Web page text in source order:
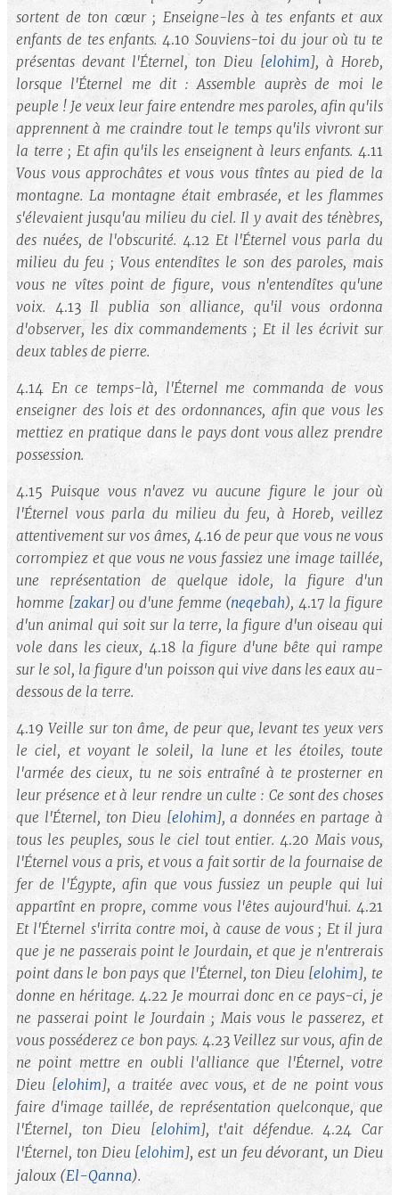
sortent de ton cœur ; Enseigne-les à tes enfants et aux
enfants de tes enfants.4.10Souviens-toi du jour où tu te
présentas devant l'Éternel, ton Dieu [elohim], à Horeb,
lorsque l'Éternel me dit : Assemble auprès de moi le
peuple ! Je veux leur faire entendre mes paroles, afin qu'ils
apprennent à me craindre tout le temps qu'ils vivront sur
la terre ; Et afin qu'ils les enseignent à leurs enfants. 4.11
Vous vous approchâtes et vous vous tîntes au pied de la
montagne. La montagne était embrasée, et les flammes
s'élevaient jusqu'au milieu du ciel. Il y avait des ténèbres,
des nuées, de l'obscurité.4.12 Et l'Éternel vous parla du
milieu du feu ; Vous entendîtes le son des paroles, mais
vous ne vîtes point de figure, vous n'entendîtes qu'une
voix. 4.13Il publia son alliance, qu'il vous ordonna
d'observer, les dix commandements ; Et il les écrivit sur
deux tables de pierre.
4.14 En ce temps-là, l'Éternel me commanda de vous
enseigner des lois et des ordonnances, afin que vous les
mettiez en pratique dans le pays dont vous allez prendre
possession.
4.15 Puisque vous n'avez vu aucune figure le jour où
l'Éternel vous parla du milieu du feu, à Horeb, veillez
attentivement sur vos âmes, 4.16de peur que vous ne vous
corrompiez et que vous ne vous fassiez une image taillée,
une représentation de quelque idole, la figure d'un
homme [zakar] ou d'une femme (neqebah),4.17 la figure
d'un animal qui soit sur la terre, la figure d'un oiseau qui
vole dans les cieux, 4.18 la figure d'une bête qui rampe
sur le sol, la figure d'un poisson qui vive dans les eaux au-
dessous de la terre.
4.19Veille sur ton âme, de peur que, levant tes yeux vers
le ciel, et voyant le soleil, la lune et les étoiles, toute
l'armée des cieux, tu ne sois entraîné à te prosterner en
leur présence et à leur rendre un culte : Ce sont des choses
que l'Éternel, ton Dieu [elohim], a données en partage à
tous les peuples, sous le ciel tout entier.4.20Mais vous,
l'Éternel vous a pris, et vous a fait sortir de la fournaise de
fer de l'Égypte, afin que vous fussiez un peuple qui lui
appartînt en propre, comme vous l'êtes aujourd'hui. 4.21
Et l'Éternel s'irrita contre moi, à cause de vous ; Et il jura
que je ne passerais point le Jourdain, et que je n'entrerais
point dans le bon pays que l'Éternel, ton Dieu [elohim], te
donne en héritage. 4.22 Je mourrai donc en ce pays-ci, je
ne passerai point le Jourdain ; Mais vous le passerez, et
vous posséderez ce bon pays. 4.23 Veillez sur vous, afin de
ne point mettre en oubli l'alliance que l'Éternel, votre
Dieu [elohim], a traitée avec vous, et de ne point vous
faire d'image taillée, de représentation quelconque, que
l'Éternel, ton Dieu [elohim], t'ait défendue.4.24Car
l'Éternel, ton Dieu [elohim], est un feu dévorant, un Dieu
jaloux (El-Qanna).